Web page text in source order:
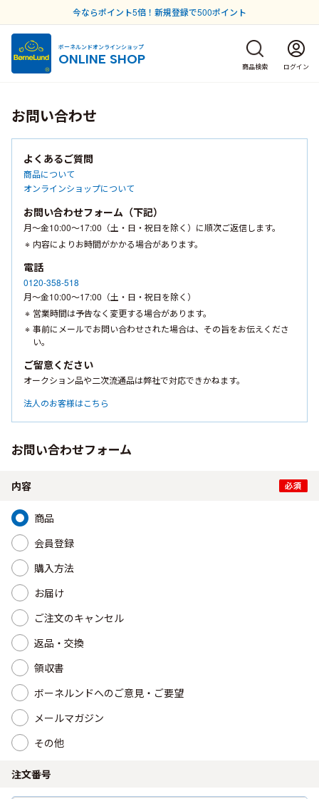
今ならポイント5倍！新規登録で500ポイント
ボーネルンドオンラインショップ
ONLINE SHOP 商品検索 ログイン
お問い合わせ
よくあるご質問
商品について
オンラインショップについて
お問い合わせフォーム（下記）
月〜金10:00〜17:00（土・日・祝日を除く）に順次ご返信します。
内容によりお時間がかかる場合があります。
電話
0120-358-518
月〜金10:00〜17:00（土・日・祝日を除く）
営業時間は予告なく変更する場合があります。
事前にメールでお問い合わせされた場合は、その旨をお伝えくださ
い。
ご留意ください
オークション品や二次流通品は弊社で対応できかねます。
法人のお客様はこちら
お問い合わせフォーム
内容
商品
会員登録
購入方法
お届け
ご注文のキャンセル
返品・交換
領収書
ボーネルンドへのご意見・ご要望
メールマガジン
その他
注文番号